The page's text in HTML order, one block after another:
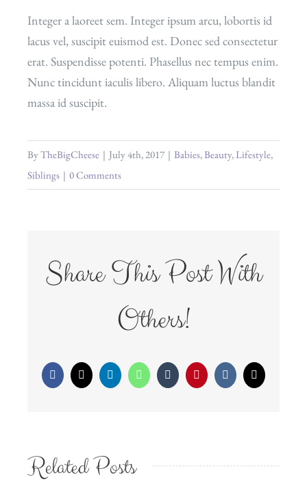
Integer a laoreet sem. Integer ipsum arcu, lobortis id
lacus vel, suscipit euismod est. Donec sed consectetur
erat. Suspendisse potenti. Phasellus nec tempus enim.
Nunc tincidunt iaculis libero. Aliquam luctus blandit
massa id suscipit.
ByTheBigCheese | July 4th, 2017 | Babies,Beauty,Lifestyle,
Siblings | 0 Comments
Share This Post With
Others!
Facebook
X LinkedInWhatsAppTumblrPinterestVk Email
Related Posts